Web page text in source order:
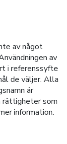
av något
av
i referenssyfte
de väljer. Alla
är
rättigheter som
information.